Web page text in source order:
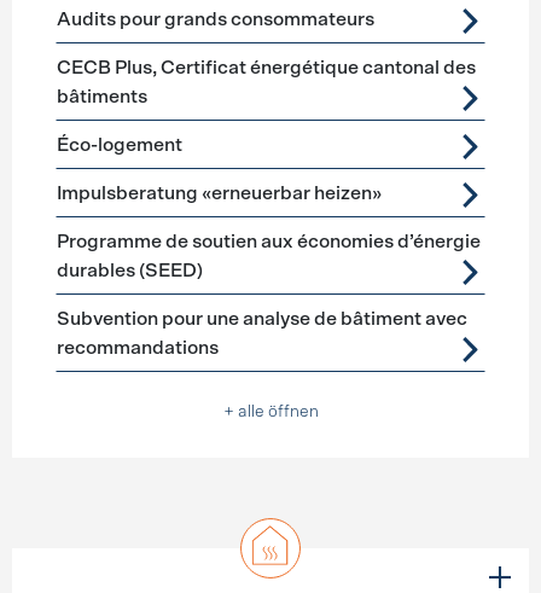
Audits pour grands consommateurs
CECB Plus, Certificat énergétique cantonal des
bâtiments
Éco-logement
Impulsberatung «erneuerbar heizen»
Programme de soutien aux économies d’énergie
durables (SEED)
Subvention pour une analyse de bâtiment avec
recommandations
+ alle öffnen